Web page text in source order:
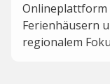
Ferienhäusern
regionalem